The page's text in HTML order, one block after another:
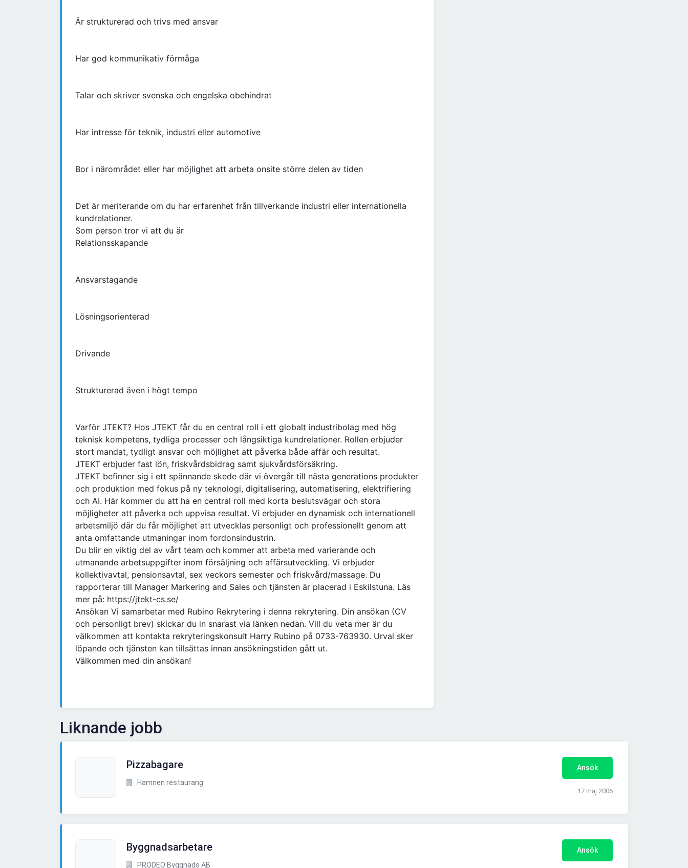
Är strukturerad och trivs med ansvar
Har god kommunikativ förmåga
Talar och skriver svenska och engelska obehindrat
Har intresse för teknik, industri eller automotive
Bor i närområdet eller har möjlighet att arbeta onsite större delen av tiden
Det är meriterande om du har erfarenhet från tillverkande industri eller internationella
kundrelationer.
Som person tror vi att du är
Relationsskapande
Ansvarstagande
Lösningsorienterad
Drivande
Strukturerad även i högt tempo
Varför JTEKT? Hos JTEKT får du en central roll i ett globalt industribolag med hög
teknisk kompetens, tydliga processer och långsiktiga kundrelationer. Rollen erbjuder
stort mandat, tydligt ansvar och möjlighet att påverka både affär och resultat.
JTEKT erbjuder fast lön, friskvårdsbidrag samt sjukvårdsförsäkring.
JTEKT befinner sig i ett spännande skede där vi övergår till nästa generations produkter
och produktion med fokus på ny teknologi, digitalisering, automatisering, elektrifiering
och AI. Här kommer du att ha en central roll med korta beslutsvägar och stora
möjligheter att påverka och uppvisa resultat. Vi erbjuder en dynamisk och internationell
arbetsmiljö där du får möjlighet att utvecklas personligt och professionellt genom att
anta omfattande utmaningar inom fordonsindustrin.
Du blir en viktig del av vårt team och kommer att arbeta med varierande och
utmanande arbetsuppgifter inom försäljning och affärsutveckling. Vi erbjuder
kollektivavtal, pensionsavtal, sex veckors semester och friskvård/massage. Du
rapporterar till Manager Markering and Sales och tjänsten är placerad i Eskilstuna. Läs
mer på: https://jtekt-cs.se/
Ansökan Vi samarbetar med Rubino Rekrytering i denna rekrytering. Din ansökan (CV
och personligt brev) skickar du in snarast via länken nedan. Vill du veta mer är du
välkommen att kontakta rekryteringskonsult Harry Rubino på 0733-763930. Urval sker
löpande och tjänsten kan tillsättas innan ansökningstiden gått ut.
Välkommen med din ansökan!
Liknande jobb
Pizzabagare
Hamnen restaurang
Ansök
17 maj 2006
Byggnadsarbetare
PRODEO Byggnads AB
Ansök